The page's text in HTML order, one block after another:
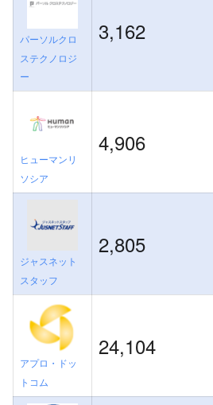
パーソルクロ
ステクノロジ
ー
3,162
ヒューマンリ
ソシア
4,906
ジャスネット
スタッフ
2,805
アプロ・ドッ
トコム
24,104